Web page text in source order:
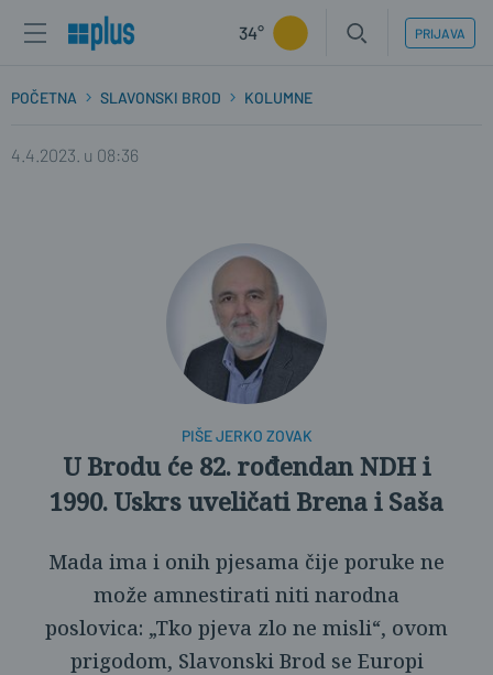
34° PRIJAVA
POČETNA SLAVONSKI BROD KOLUMNE
4.4.2023. u 08:36
PIŠE JERKO ZOVAK
U Brodu će 82. rođendan NDH i
1990. Uskrs uveličati Brena i Saša
Mada ima i onih pjesama čije poruke ne
može amnestirati niti narodna
poslovica: „Tko pjeva zlo ne misli“, ovom
prigodom, Slavonski Brod se Europi